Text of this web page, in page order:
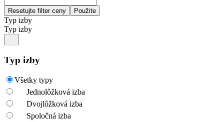
Typ izby
Typ izby
Typ izby
Všetky typy
Jednolôžková izba
Dvojlôžková izba
Spoločná izba